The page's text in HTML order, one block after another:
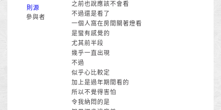
則源
參與者
之前也說應該不會看
不過還是看了
一個人窩在房間關著燈看
是蠻有感覺的
尤其前半段
幾乎一直出現
不過
似乎心比較定
加上是過年期間看的
所以不覺得害怕
令我納悶的是